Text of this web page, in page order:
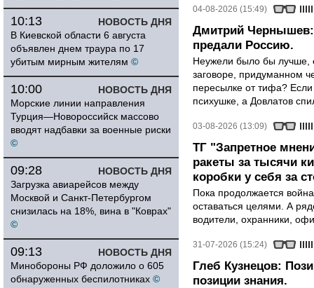
НОВОСТЬ ДНЯ
10:13
В Киевской области 6 августа
объявлен днем траура по 17
убитым мирным жителям ©
НОВОСТЬ ДНЯ
10:00
Морские линии направления
Турция—Новороссийск массово
вводят надбавки за военные риски
©
НОВОСТЬ ДНЯ
09:28
Загрузка авиарейсов между
Москвой и Санкт-Петербургом
снизилась на 18%, вина в "Коврах"
©
НОВОСТЬ ДНЯ
09:13
Минобороны РФ доложило о 605
обнаруженных беспилотниках ©
04-08-2026 (15:49)
Дмитрий Чернышев:
предали Россию.
Неужели было бы лучше,
заговоре, придуманном
пересылке от тифа?
психушке, а Довлатов
03-08-2026 (13:09)
ТГ "Запретное
ракеты за тысячи
коробки у себя за
Пока продолжается
оставаться целями. А
водители, охранники,
31-07-2026 (15:24)
Глеб Кузнецов:
позиции знания.